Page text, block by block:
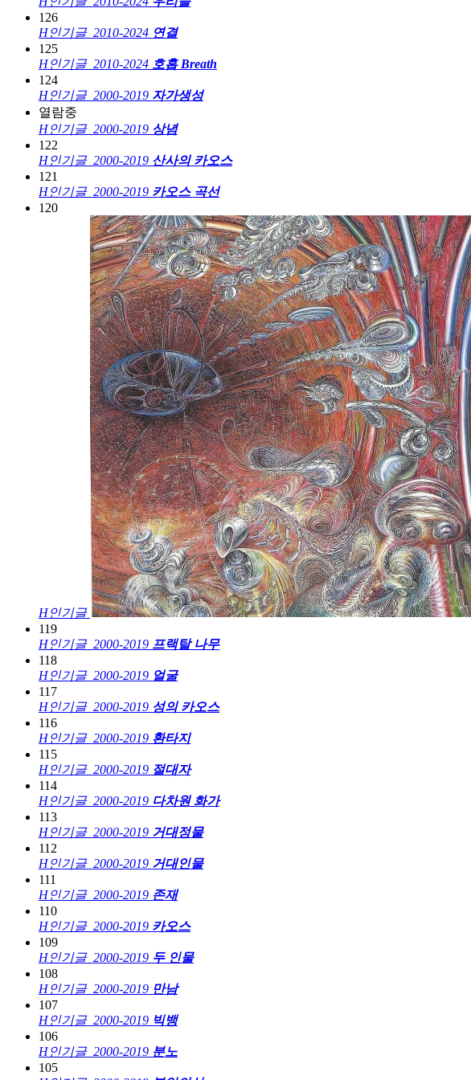
126
H인기글 2010-2024 연결
125
H인기글 2010-2024 호흡 Breath
124
H인기글 2000-2019 자가생성
열람중
H인기글 2000-2019 상념
122
H인기글 2000-2019 산사의 카오스
121
H인기글 2000-2019 카오스 곡선
120
H인기글
119
H인기글 2000-2019 프랙탈 나무
118
H인기글 2000-2019 얼굴
117
H인기글 2000-2019 성의 카오스
116
H인기글 2000-2019 환타지
115
H인기글 2000-2019 절대자
114
H인기글 2000-2019 다차원 화가
113
H인기글 2000-2019 거대정물
112
H인기글 2000-2019 거대인물
111
H인기글 2000-2019 존재
110
H인기글 2000-2019 카오스
109
H인기글 2000-2019 두 인물
108
H인기글 2000-2019 만남
107
H인기글 2000-2019 빅뱅
106
H인기글 2000-2019 분노
105